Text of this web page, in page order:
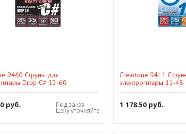
9460 Струны для
Drop C# 12-60
руб. Под заказ
Цену уточняйте
Cleartone 9411
электрогитары 11-48
1 178.50 руб.